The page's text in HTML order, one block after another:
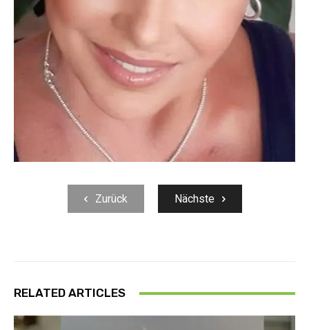
Zurück Nächste
RELATED ARTICLES